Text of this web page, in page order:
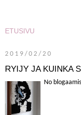
2019/02/20
RYIJY JA KUINKA
No